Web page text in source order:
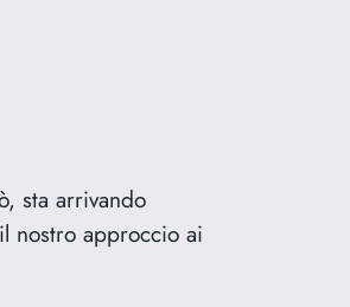
sta arrivando
nostro approccio ai